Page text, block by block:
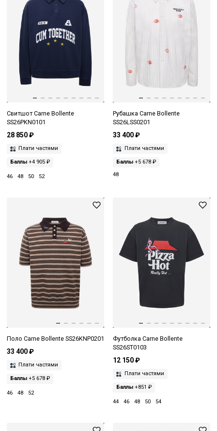
Свитшот Carne Bollente
SS26PKN0101
28 850 ₽
Плати частями
Баллы +4 905 ₽
46 48 50 52
Рубашка Carne Bollente
SS26LSS0201
33 400 ₽
Плати частями
Баллы+5 678 ₽
48
Поло Carne Bollente SS26KNP0201
33 400 ₽
Плати частями
Баллы +5 678 ₽
46 48 52
Футболка Carne Bollente
SS26ST0103
12 150 ₽
Плати частями
Баллы+851 ₽
44 46 48 50 54